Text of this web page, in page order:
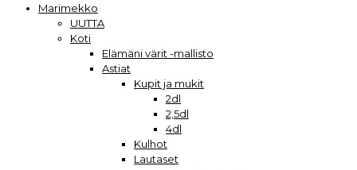
Marimekko
UUTTA
Koti
Elämäni värit -mallisto
Astiat
Kupit ja mukit
2dl
2,5dl
4dl
Kulhot
Lautaset